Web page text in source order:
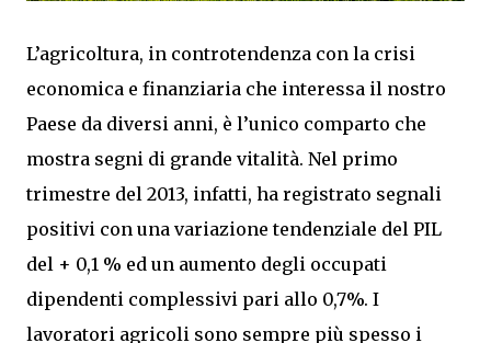
L’agricoltura, in controtendenza con la crisi
economica e finanziaria che interessa il nostro
Paese da diversi anni, è l’unico comparto che
mostra segni di grande vitalità. Nel primo
trimestre del 2013, infatti, ha registrato segnali
positivi con una variazione tendenziale del PIL
del + 0,1 % ed un aumento degli occupati
dipendenti complessivi pari allo 0,7%. I
lavoratori agricoli sono sempre più spesso i